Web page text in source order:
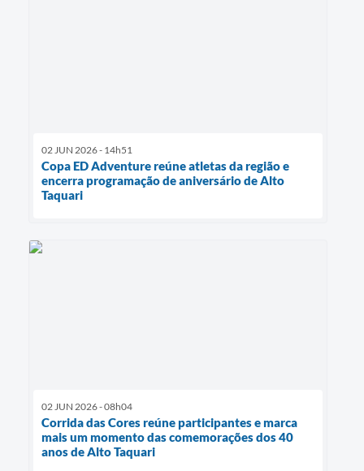
02 JUN 2026 - 14h51
Copa ED Adventure reúne atletas da região e
encerra programação de aniversário de Alto
Taquari
02 JUN 2026 - 08h04
Corrida das Cores reúne participantes e marca
mais um momento das comemorações dos 40
anos de Alto Taquari